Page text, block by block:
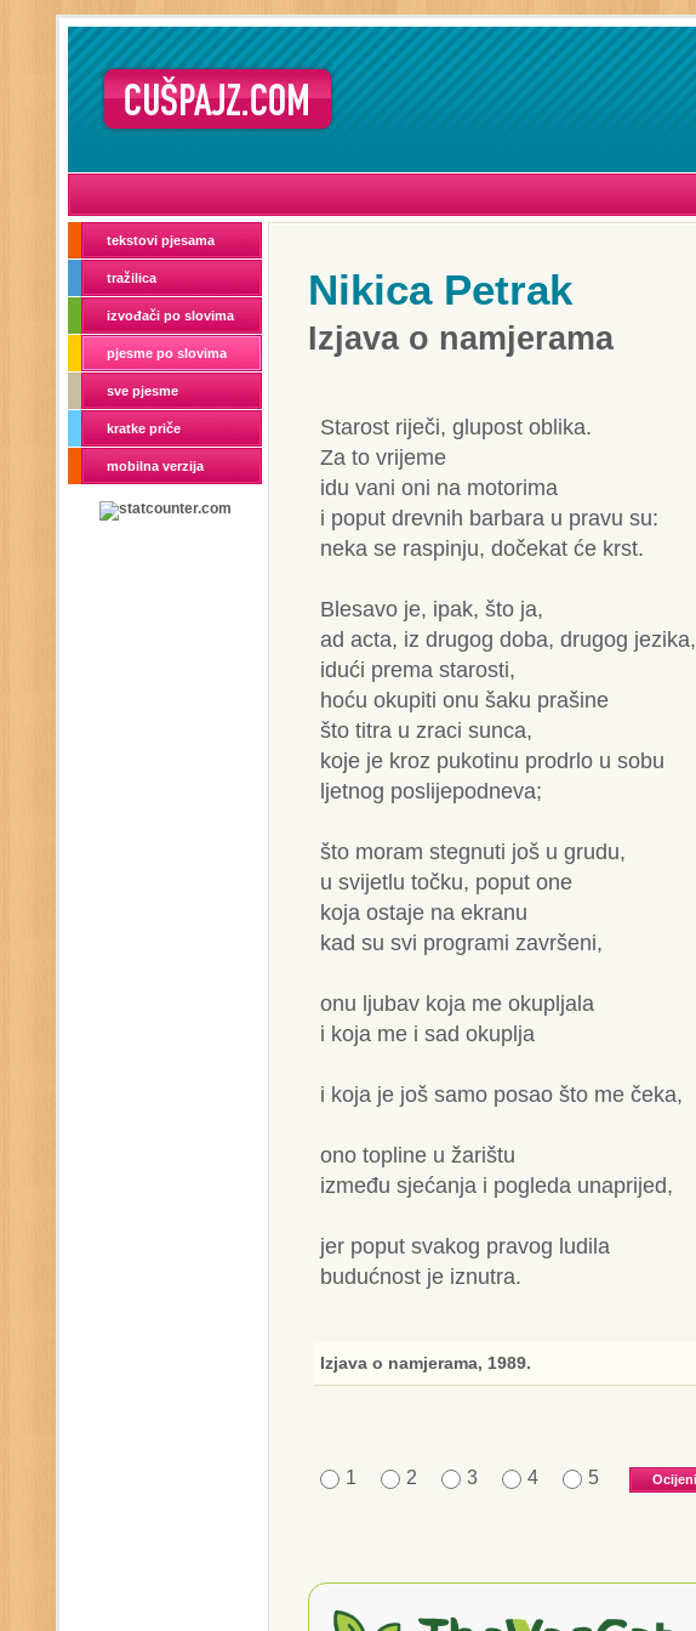
tekstovi pjesama
tražilica
izvođači po slovima
pjesme po slovima
sve pjesme
kratke priče
mobilna verzija
Nikica Petrak
Izjava o namjerama
Starost riječi, glupost oblika.
Za to vrijeme
idu vani oni na motorima
i poput drevnih barbara u pravu su:
neka se raspinju, dočekat će krst.
Blesavo je, ipak, što ja,
ad acta, iz drugog doba, drugog jezika,
idući prema starosti,
hoću okupiti onu šaku prašine
što titra u zraci sunca,
koje je kroz pukotinu prodrlo u sobu
ljetnog poslijepodneva;
što moram stegnuti još u grudu,
u svijetlu točku, poput one
koja ostaje na ekranu
kad su svi programi završeni,
onu ljubav koja me okupljala
i koja me i sad okuplja
i koja je još samo posao što me čeka,
ono topline u žarištu
između sjećanja i pogleda unaprijed,
jer poput svakog pravog ludila
budućnost je iznutra.
Izjava o namjerama, 1989.
1 2 3 4 5